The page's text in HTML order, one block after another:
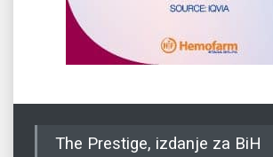
The Prestige, izdanje za BiH